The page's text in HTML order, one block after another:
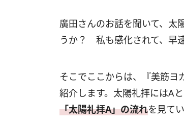
廣田さんのお話を聞いて、太
うか？ 私も感化されて、早
そこでここからは、『美筋ヨ
紹介します。太陽礼拝にはA
「太陽礼拝A」の流れを見て